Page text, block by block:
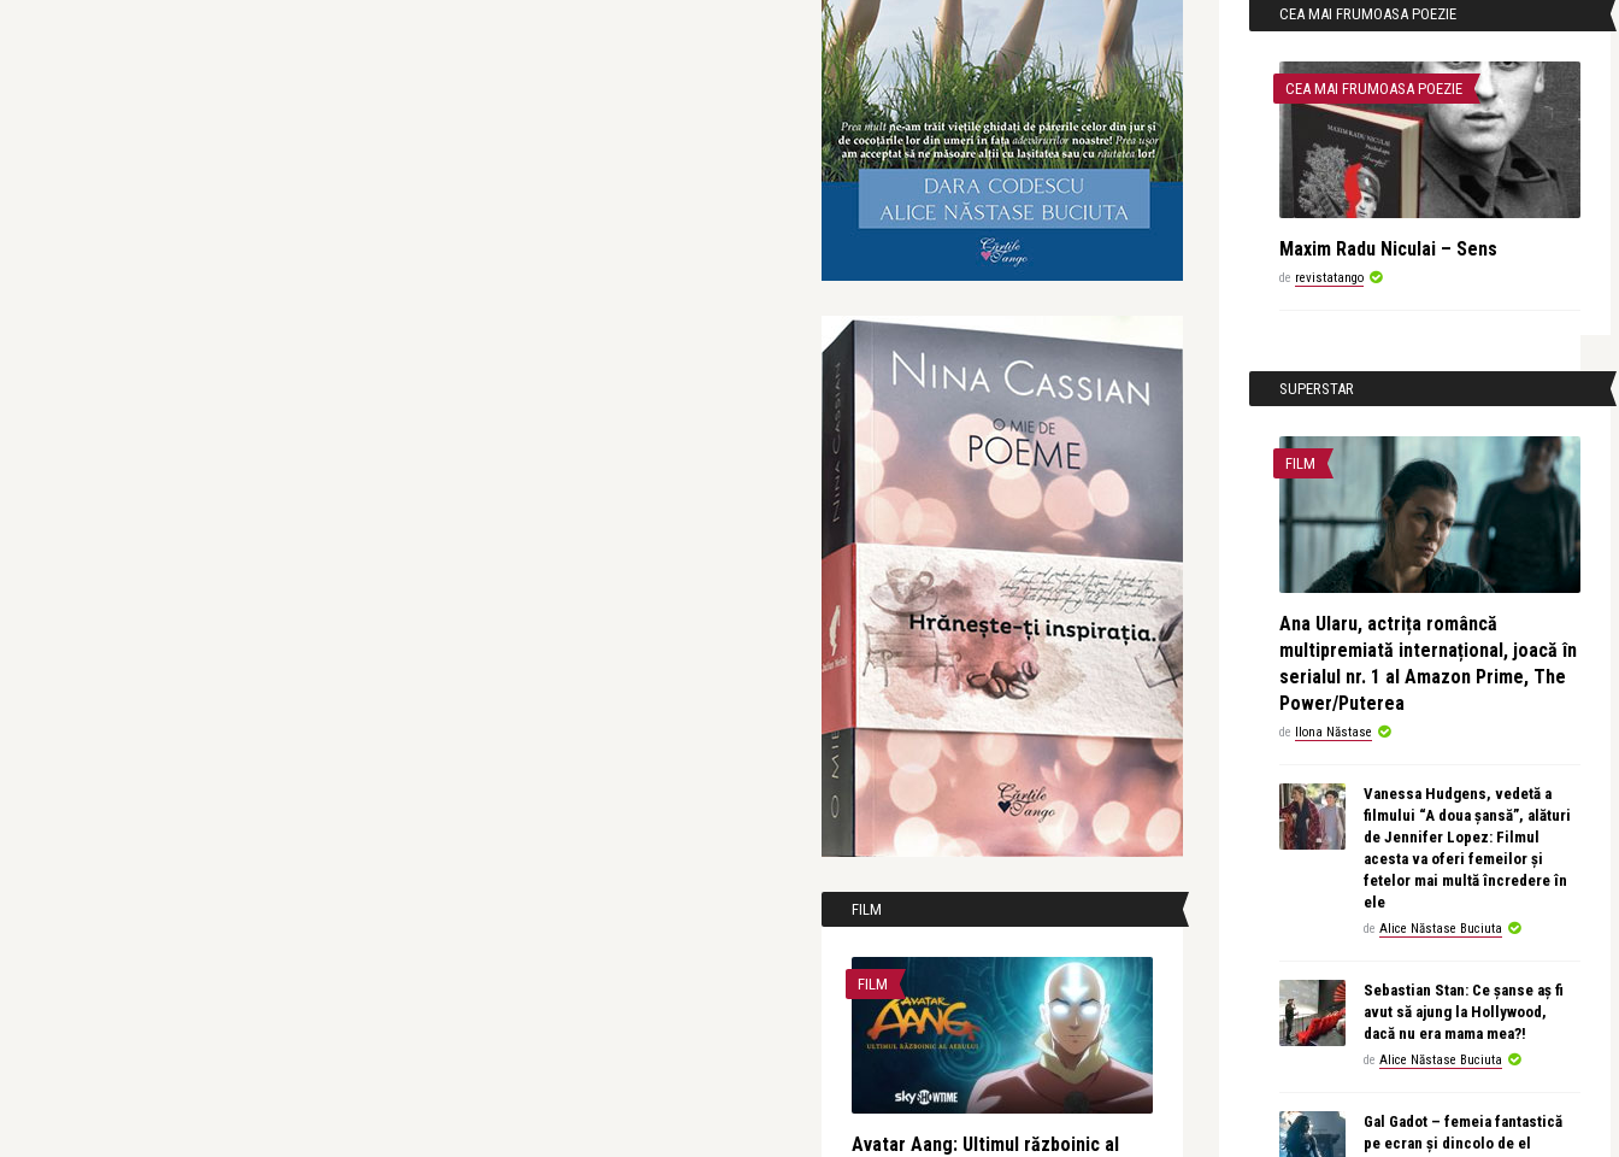
FILM
FILM
Avatar Aang: Ultimul războinic al
CEA MAI FRUMOASA POEZIE
CEA MAI FRUMOASA POEZIE
Maxim Radu Niculai – Sens
de revistatango
SUPERSTAR
FILM
Ana Ularu, actrița româncă
multipremiată internațional, joacă în
serialul nr. 1 al Amazon Prime, The
Power/Puterea
de Ilona Năstase
Vanessa Hudgens, vedetă a
filmului “A doua șansă”, alături
de Jennifer Lopez: Filmul
acesta va oferi femeilor și
fetelor mai multă încredere în
ele
de Alice Năstase Buciuta
Sebastian Stan: Ce șanse aș fi
avut să ajung la Hollywood,
dacă nu era mama mea?!
de Alice Năstase Buciuta
Gal Gadot – femeia fantastică
pe ecran și dincolo de el